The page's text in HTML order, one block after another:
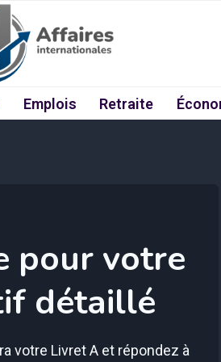
Emplois Retraite
pour votre
détaillé
votre Livret A et répondez à